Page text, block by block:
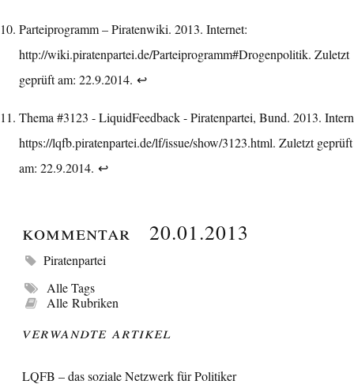
Parteiprogramm – Piratenwiki. 2013. Internet:
http://wiki.piratenpartei.de/Parteiprogramm#Drogenpolitik. Zuletzt
geprüft am: 22.9.2014. ↩︎
Thema #3123 - LiquidFeedback - Piratenpartei, Bund. 2013.
https://lqfb.piratenpartei.de/lf/issue/show/3123.html. Zuletzt geprüft
am: 22.9.2014. ↩︎
Kommentar 20.01.2013
Piratenpartei
Alle Tags
Alle Rubriken
Verwandte Artikel
LQFB – das soziale Netzwerk für Politiker